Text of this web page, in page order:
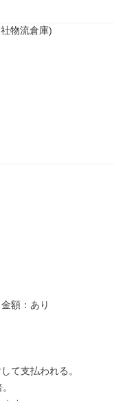
物流倉庫)
額：あり
て支払われる。